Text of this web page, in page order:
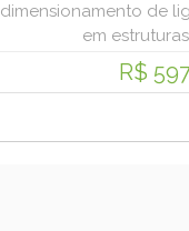
dimensionamento de
em
R$